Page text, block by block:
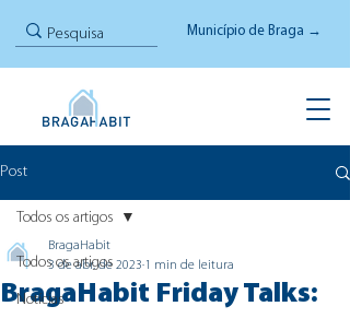
Município de Braga →
Post
Todos os artigos
Notícias
Todos os artigos
BragaHabit Friday Talks:
BragaHabit
3 de abr. de 2023 1 min de leitura